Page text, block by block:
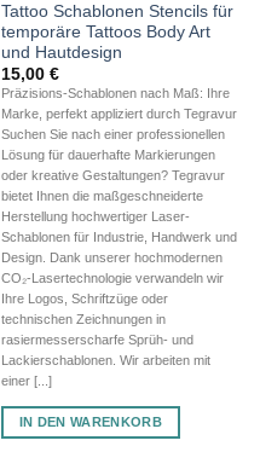
Tattoo Schablonen Stencils für
temporäre Tattoos Body Art
und Hautdesign
15,00 €
Präzisions-Schablonen nach Maß: Ihre
Marke, perfekt appliziert durch Tegravur
Suchen Sie nach einer professionellen
Lösung für dauerhafte Markierungen
oder kreative Gestaltungen? Tegravur
bietet Ihnen die maßgeschneiderte
Herstellung hochwertiger Laser-
Schablonen für Industrie, Handwerk und
Design. Dank unserer hochmodernen
CO₂-Lasertechnologie verwandeln wir
Ihre Logos, Schriftzüge oder
technischen Zeichnungen in
rasiermesserscharfe Sprüh- und
Lackierschablonen. Wir arbeiten mit
einer [...]
IN DEN WARENKORB